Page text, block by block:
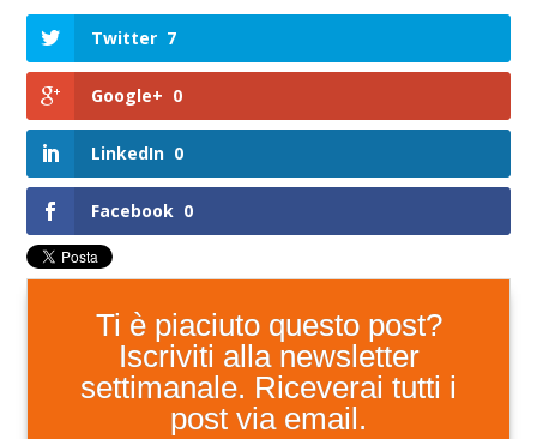
Twitter 7
Google+ 0
LinkedIn 0
Facebook 0
Ti è piaciuto questo post?
Iscriviti alla newsletter
settimanale. Riceverai tutti i
post via email.